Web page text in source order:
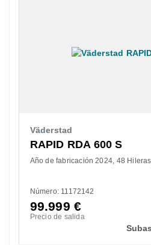
Väderstad
RAPID RDA 600 S
Año de fabricación 2024 48 Hileras
Número: 11172142
99.999 €
Precio de salida